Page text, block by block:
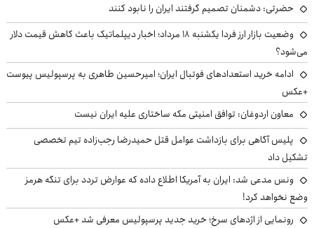
حضرتی: دشمنان تصمیم گرفتند ایران را نابود کنند
وضعیت بازار ارز فردا یکشنبه ۱۸ مرداد؛ اخبار دیپلماتیک باعث کاهش قیمت دلار
می‌شود؟
ادامه خرید استعدادهای فوتبال ایران؛ امیرحسین طاهری به پرسپولیس پیوست
+عکس
معاون اردوغان: توافق امنیتی مکه ساختاری علیه ایران نیست
پلیس آگاهی برای بازداشت عوامل قتل حمیدرضا رجب‌زاده تیم تخصصی
تشکیل داد
ونس مدعی شد: ایران به آمریکا اطلاع داده که عوارض تردد برای تنگه هرمز
وضع نخواهد کرد!
رونمایی از اژدهای سرخ؛ خرید جدید پرسپولیس معرفی شد +عکس